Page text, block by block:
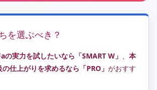
を選ぶべき？
の実力を試したいなら「SMART W」
本
仕上がりを求めるなら「PRO」 がおすす